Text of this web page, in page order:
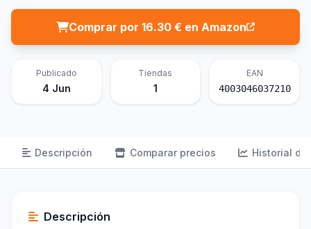
Comprar por 16.30 € en Amazon
Publicado
4 Jun
Tiendas
1
EAN
4003046037210
Descripción Comparar precios Historial de
Descripción